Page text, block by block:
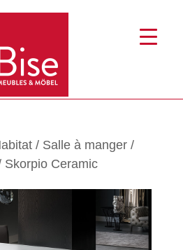
/ Salle à manger/
Ceramic